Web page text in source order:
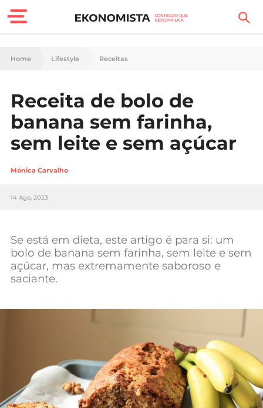
Finanças Pessoais
Carreira
Casa
Lifestyle
Sociedade
Negócios
Mundial 2026
Home Lifestyle Receitas
Receita de bolo de
banana sem farinha,
sem leite e sem açúcar
Mónica Carvalho
14 Ago, 2023
Se está em dieta, este artigo é para si: um
bolo de banana sem farinha, sem leite e sem
açúcar, mas extremamente saboroso e
saciante.